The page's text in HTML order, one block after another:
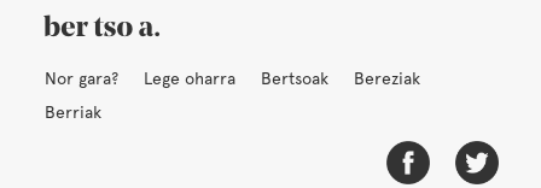
Nor gara? Lege oharra Bertsoak
Bereziak
Berriak